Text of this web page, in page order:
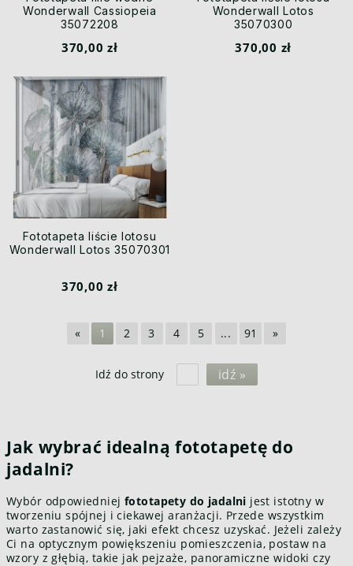
Wonderwall Cassiopeia
35072208
370,00 zł
Wonderwall Lotos
35070300
370,00 zł
Fototapeta liście lotosu
Wonderwall Lotos 35070301
370,00 zł
« 1 2 3 4 5 ... 91 »
Idź do strony idź »
Jak wybrać idealną fototapetę do
jadalni?
Wybór odpowiedniej fototapety do jadalni jest istotny w
tworzeniu spójnej i ciekawej aranżacji. Przede wszystkim
warto zastanowić się, jaki efekt chcesz uzyskać. Jeżeli zależy
Ci na optycznym powiększeniu pomieszczenia, postaw na
wzory z głębią, takie jak pejzaże, panoramiczne widoki czy